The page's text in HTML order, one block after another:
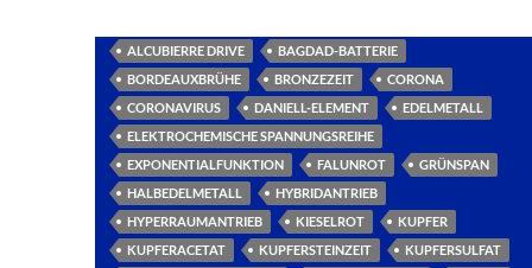
ALCUBIERRE DRIVE
BAGDAD-BATTERIE
BORDEAUXBRÜHE
BRONZEZEIT
CORONA
CORONAVIRUS
DANIELL-ELEMENT
EDELMETALL
ELEKTROCHEMISCHE SPANNUNGSREIHE
EXPONENTIALFUNKTION
FALUNROT
GRÜNSPAN
HALBEDELMETALL
HYBRIDANTRIEB
HYPERRAUMANTRIEB
KIESELROT
KUPFER
KUPFERACETAT
KUPFERSTEINZEIT
KUPFERSULFAT